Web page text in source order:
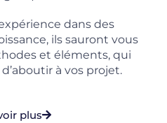
dans des
ils sauront vous
et éléments, qui
à vos projet.
plus